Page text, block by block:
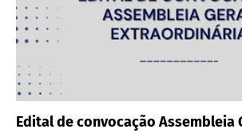
Edital de convocação Assembleia